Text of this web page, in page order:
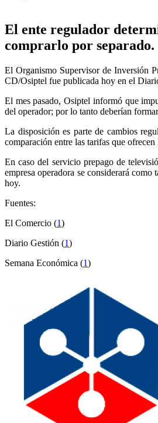
El ente regulador
comprarlo por separado.
El Organismo Supervisor de Inversión
CD/Osiptel fue publicada hoy en el
El mes pasado, Osiptel informó que
del operador; por lo tanto deberían
La disposición es parte de cambios
comparación entre las tarifas que
En caso del servicio prepago de
empresa operadora se considerará
hoy.
Fuentes:
El Comercio (1)
Diario Gestión (1)
Semana Económica (1)